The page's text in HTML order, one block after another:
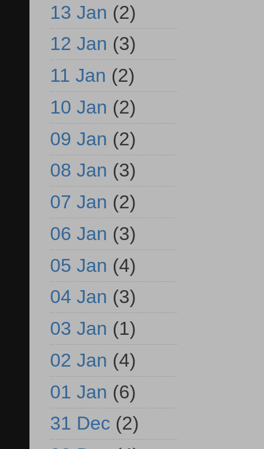
13 Jan (2)
12 Jan (3)
11 Jan (2)
10 Jan (2)
09 Jan (2)
08 Jan (3)
07 Jan (2)
06 Jan (3)
05 Jan (4)
04 Jan (3)
03 Jan (1)
02 Jan (4)
01 Jan (6)
31 Dec (2)